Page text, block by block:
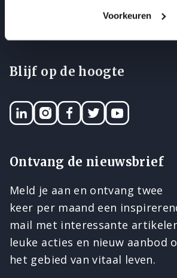
Voorkeuren
Blijf op de hoogte
LinkedINInstagram
Facebook
TwitterYouTube
Ontvang de nieuwsbrief
Meld je aan en ontvang twee
keer per maand een
mail met interessante
leuke acties en nieuw aanbod
het gebied van vitaal leven.